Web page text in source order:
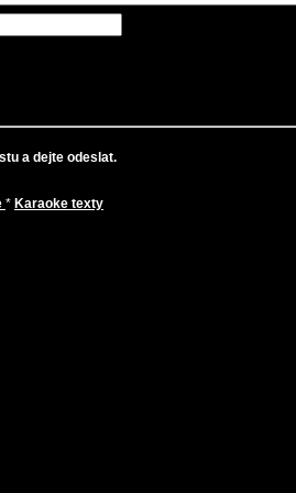
a dejte odeslat.
* Karaoke texty